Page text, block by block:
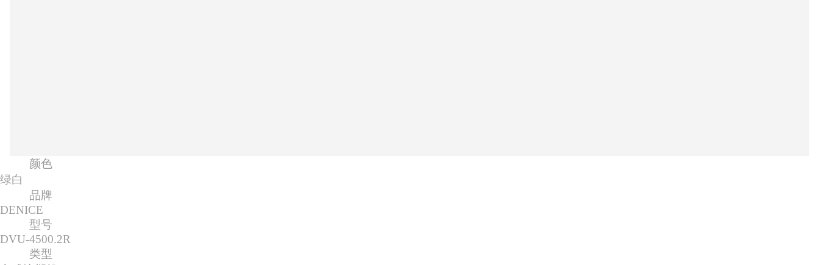
颜色
绿白
品牌
DENICE
型号
DVU-4500.2R
类型